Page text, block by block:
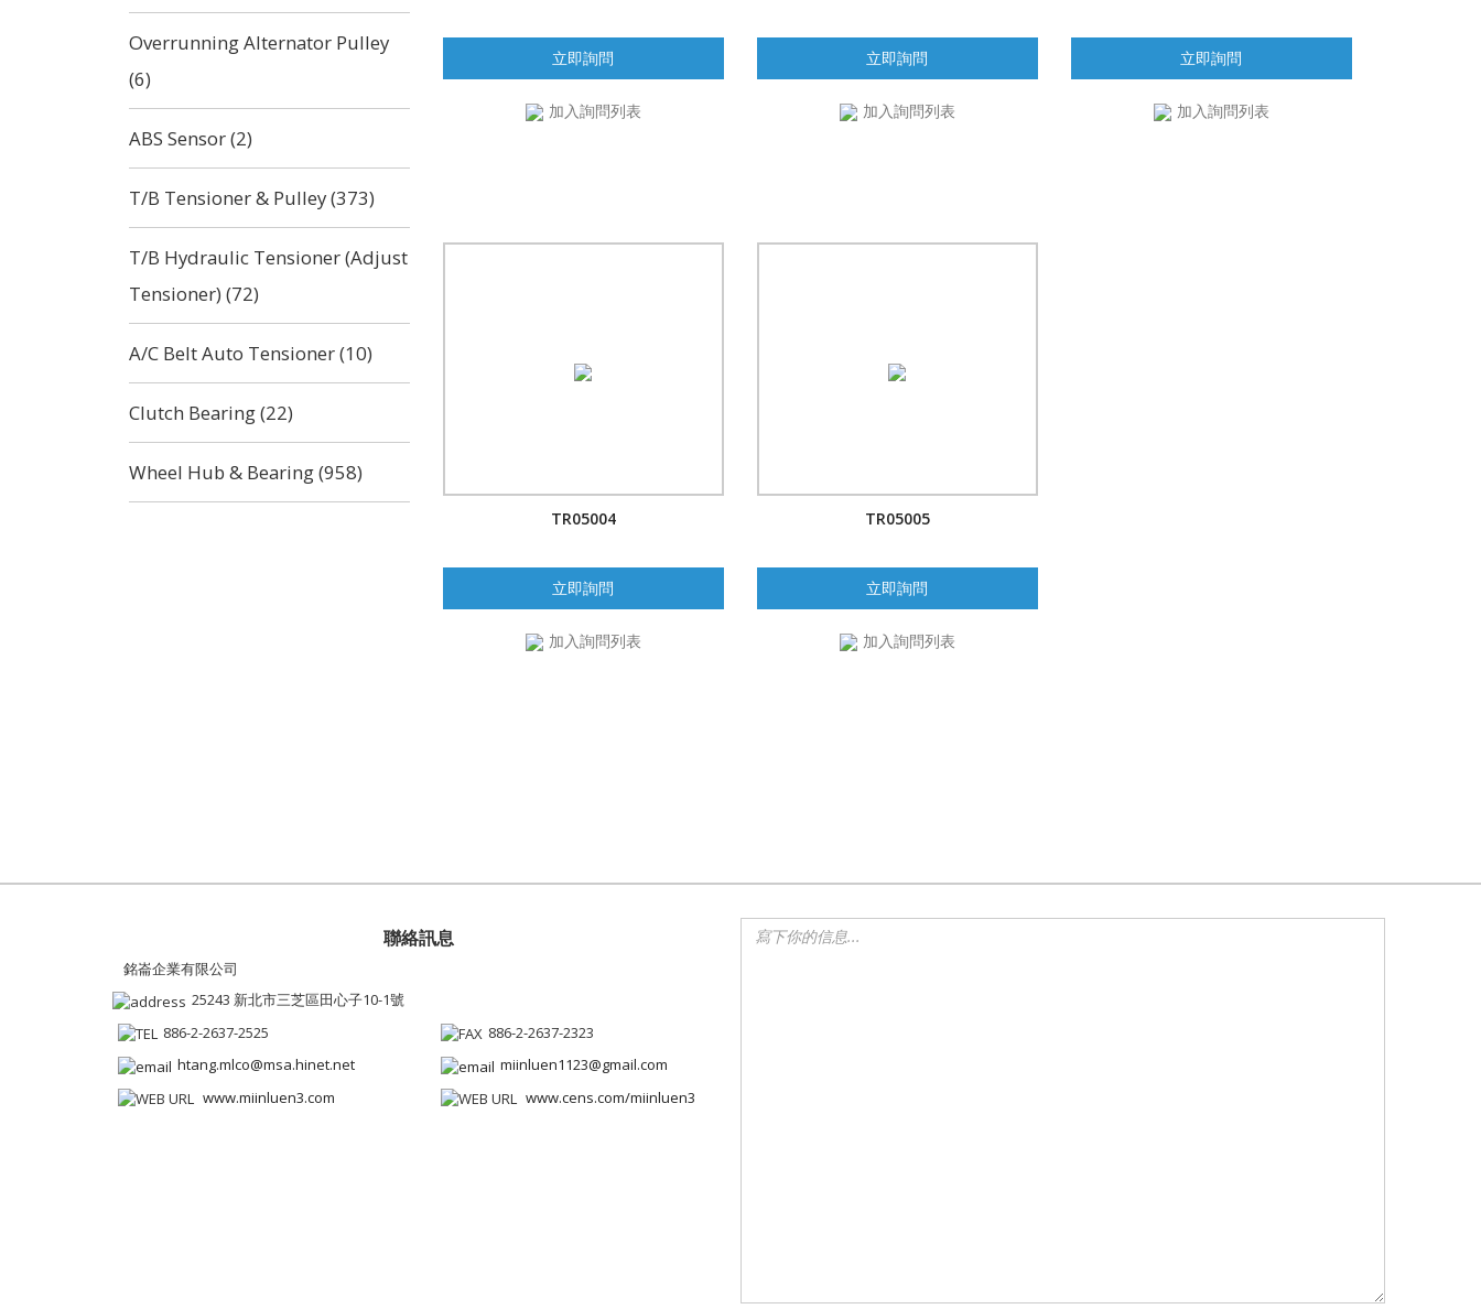
Overrunning Alternator Pulley
(6)
ABS Sensor (2)
T/B Tensioner & Pulley (373)
T/B Hydraulic Tensioner (Adjust
Tensioner) (72)
A/C Belt Auto Tensioner (10)
Clutch Bearing (22)
Wheel Hub & Bearing (958)
立即詢問
加入詢問列表
立即詢問
加入詢問列表
立即詢問
加入詢問列表
TR05004
立即詢問
加入詢問列表
TR05005
立即詢問
加入詢問列表
聯絡訊息
銘崙企業有限公司
25243 新北市三芝區田心子10-1號
886-2-2637-2525
886-2-2637-2323
htang.mlco@msa.hinet.net
miinluen1123@gmail.com
www.miinluen3.com
www.cens.com/miinluen3